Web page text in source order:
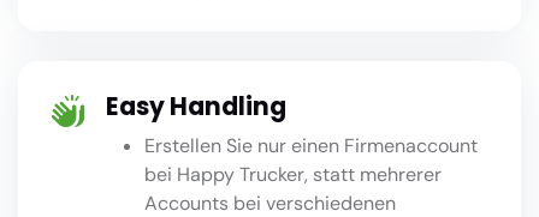
Easy Handling
Erstellen Sie nur einen Firmenaccount
bei Happy Trucker, statt mehrerer
Accounts bei verschiedenen